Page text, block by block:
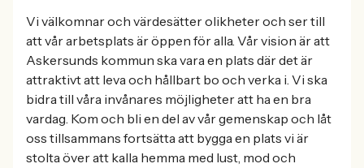
Vi välkomnar och värdesätter olikheter och ser till
att vår arbetsplats är öppen för alla. Vår vision är att
Askersunds kommun ska vara en plats där det är
attraktivt att leva och hållbart bo och verka i. Vi ska
bidra till våra invånares möjligheter att ha en bra
vardag. Kom och bli en del av vår gemenskap och låt
oss tillsammans fortsätta att bygga en plats vi är
stolta över att kalla hemma med lust, mod och